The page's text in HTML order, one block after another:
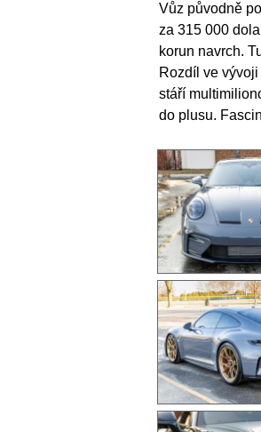
Vůz původně
za 315 000
korun navrch.
Rozdíl ve
stáří
do plusu.